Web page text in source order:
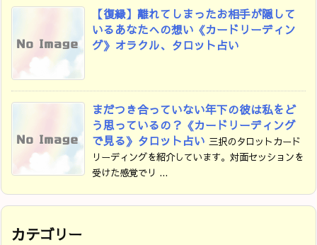
【復縁】離れてしまったお相手が隠して
いるあなたへの想い《カードリーディン
グ》オラクル、タロット占い
まだつき合っていない年下の彼は私をど
う思っているの？《カードリーディング
で見る》タロット占い 三択のタロットカード
リーディングを紹介しています。対面セッションを
受けた感覚でリ ...
カテゴリー